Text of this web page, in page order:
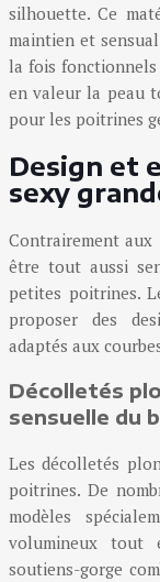
silhouette. Ce
maintien et
la fois fonctionnels
en valeur la peau
pour les poitrines
Design et
sexy
Contrairement
être tout aussi
petites poitrines.
proposer des
adaptés aux
Décolletés
sensuelle du
Les décolletés
poitrines. De
modèles
volumineux tout
soutiens-gorge